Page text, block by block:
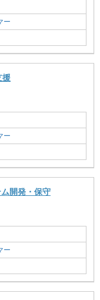
ー
援
ー
開発・保守
ー